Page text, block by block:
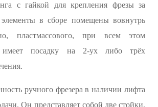
с гайкой для крепления фрезы за
в сборе помещены вовнутрь
пластмассового, при всем этом
посадку на 2-ух либо трёх
ручного фрезера в наличии лифта
Он представляет собой две стойки,